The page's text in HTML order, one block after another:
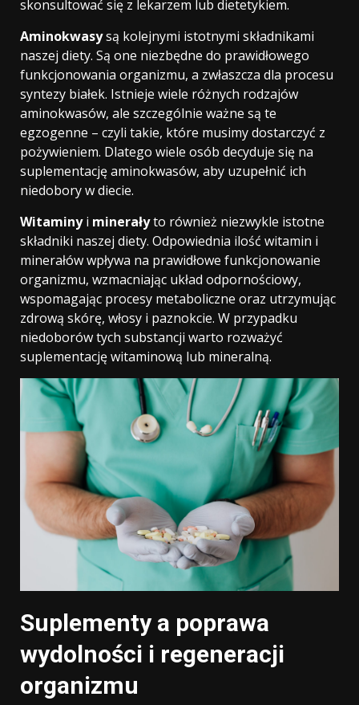
skonsultować się z lekarzem lub dietetykiem.
Aminokwasysą kolejnymi istotnymi składnikami
naszej diety. Są one niezbędne do prawidłowego
funkcjonowania organizmu, a zwłaszcza dla procesu
syntezy białek. Istnieje wiele różnych rodzajów
aminokwasów, ale szczególnie ważne są te
egzogenne – czyli takie, które musimy dostarczyć z
pożywieniem. Dlatego wiele osób decyduje się na
suplementację aminokwasów, aby uzupełnić ich
niedobory w diecie.
Witaminyi minerałyto również niezwykle istotne
składniki naszej diety. Odpowiednia ilość witamin i
minerałów wpływa na prawidłowe funkcjonowanie
organizmu, wzmacniając układ odpornościowy,
wspomagając procesy metaboliczne oraz utrzymując
zdrową skórę, włosy i paznokcie. W przypadku
niedoborów tych substancji warto rozważyć
suplementację witaminową lub mineralną.
Suplementy a poprawa
wydolności i regeneracji
organizmu